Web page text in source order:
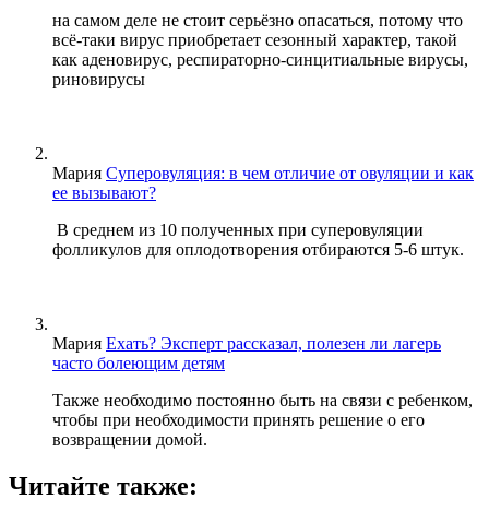
на самом деле не стоит серьёзно опасаться, потому что
всё-таки вирус приобретает сезонный характер, такой
как аденовирус, респираторно-синцитиальные вирусы,
риновирусы
Мария Суперовуляция: в чем отличие от овуляции и как
ее вызывают?
В среднем из 10 полученных при суперовуляции
фолликулов для оплодотворения отбираются 5-6 штук.
Мария Ехать? Эксперт рассказал, полезен ли лагерь
часто болеющим детям
Также необходимо постоянно быть на связи с ребенком,
чтобы при необходимости принять решение о его
возвращении домой.
Читайте также: